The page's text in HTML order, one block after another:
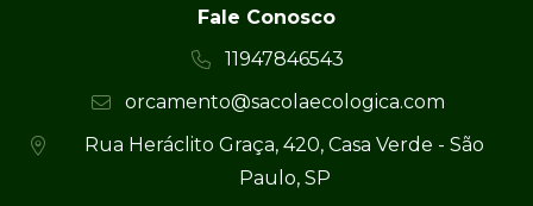
Fale Conosco
11947846543
orcamento@sacolaecologica.com
Rua Heráclito Graça, 420, Casa Verde - São
Paulo, SP